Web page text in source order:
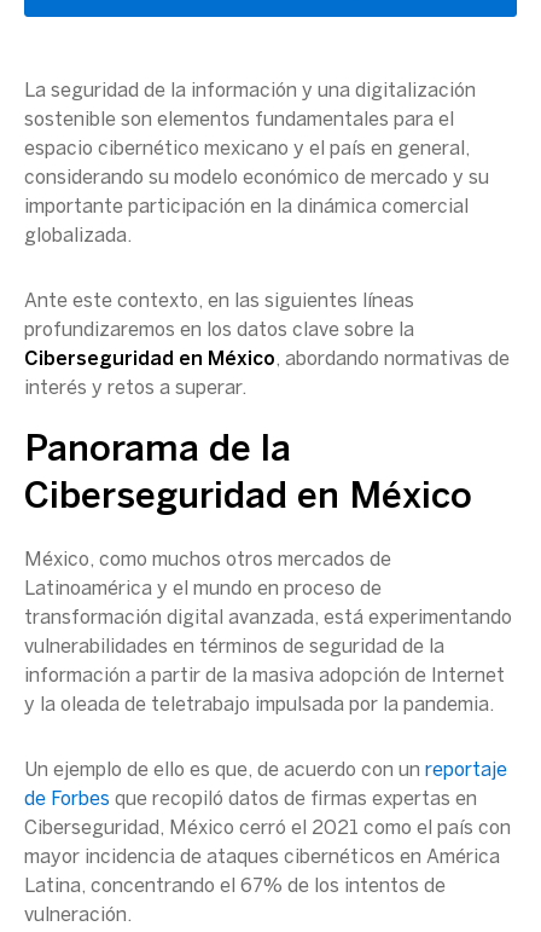
La seguridad de la información y una digitalización
sostenible son elementos fundamentales para el
espacio cibernético mexicano y el país en general,
considerando su modelo económico de mercado y su
importante participación en la dinámica comercial
globalizada.
Ante este contexto, en las siguientes líneas
profundizaremos en los datos clave sobre la
Ciberseguridad en México, abordando normativas de
interés y retos a superar.
Panorama de la
Ciberseguridad en México
México, como muchos otros mercados de
Latinoamérica y el mundo en proceso de
transformación digital avanzada, está experimentando
vulnerabilidades en términos de seguridad de la
información a partir de la masiva adopción de Internet
y la oleada de teletrabajo impulsada por la pandemia.
Un ejemplo de ello es que, de acuerdo con un reportaje
de Forbes que recopiló datos de firmas expertas en
Ciberseguridad, México cerró el 2021 como el país con
mayor incidencia de ataques cibernéticos en América
Latina, concentrando el 67% de los intentos de
vulneración.